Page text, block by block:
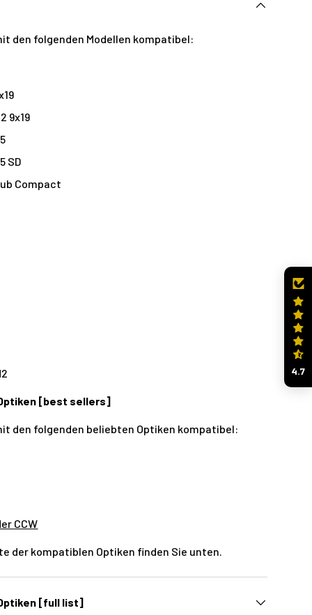
den folgenden Modellen kompatibel:
9x19
SD
Compact
[best sellers]
den folgenden beliebten Optiken kompatibel:
CCW
der kompatiblen Optiken finden Sie unten.
[full list]
4.7